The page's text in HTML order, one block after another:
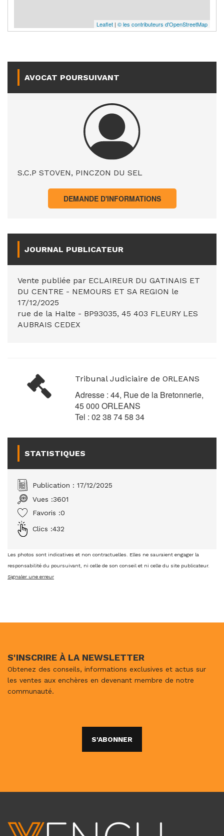
Leaflet | © les contributeurs d'OpenStreetMap
AVOCAT POURSUIVANT
S.C.P STOVEN, PINCZON DU SEL
DEMANDE D'INFORMATIONS
JOURNAL PUBLICATEUR
Vente publiée par ECLAIREUR DU GATINAIS ET
DU CENTRE - NEMOURS ET SA REGION le
17/12/2025
rue de la Halte - BP93035, 45 403 FLEURY LES
AUBRAIS CEDEX
Tribunal Judiciaire de ORLEANS
Adresse : 44, Rue de la Bretonnerie,
45 000 ORLEANS
Tel : 02 38 74 58 34
STATISTIQUES
Publication : 17/12/2025
Vues :3601
Favoris :0
Clics :432
Les photos sont indicatives et non contractuelles. Elles ne sauraient engager la
responsabilité du poursuivant, ni celle de son conseil et ni celle du site publicateur.
Signaler une erreur
S'INSCRIRE À LA NEWSLETTER
Obtenez des conseils, informations exclusives et actus sur
les ventes aux enchères en devenant membre de notre
communauté.
S'ABONNER